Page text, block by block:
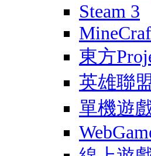
Steam 3
東方
英雄聯
單機遊